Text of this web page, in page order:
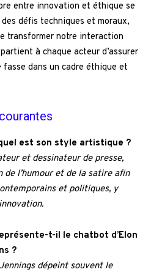
entre innovation et éthique se
défis techniques et moraux,
transformer notre interaction
à chaque acteur d’assurer
dans un cadre éthique et
est son style artistique ?
et dessinateur de presse,
l’humour et de la satire afin
et politiques, y
t-il le chatbot d’Elon
?
dépeint souvent le